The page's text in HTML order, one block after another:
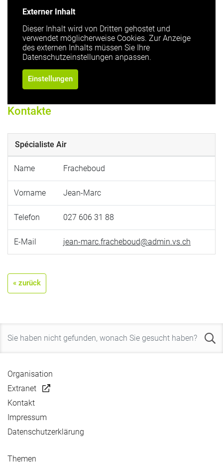
Externer Inhalt
Dieser Inhalt wird von Dritten gehostet und
verwendet möglicherweise Cookies. Zur Anzeige
des externen Inhalts müssen Sie Ihre
Datenschutzeinstellungen anpassen.
Einstellungen
Kontakte
Spécialiste Air
Name Fracheboud
Vorname Jean-Marc
Telefon 027 606 31 88
E-Mail jean-marc.fracheboud@admin.vs.ch
« zurück
Organisation
Extranet
Kontakt
Impressum
Datenschutzerklärung
Themen